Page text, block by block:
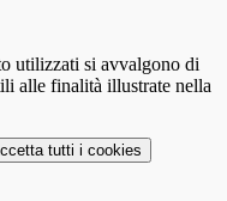
utilizzati si avvalgono di
alle finalità illustrate nella
tutti i cookies